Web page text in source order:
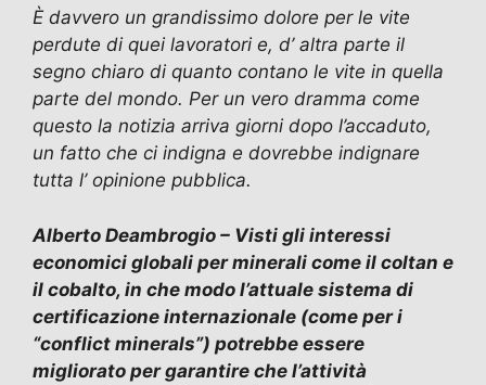
È davvero un grandissimo dolore per le vite
perdute di quei lavoratori e, d’ altra parte il
segno chiaro di quanto contano le vite in quella
parte del mondo. Per un vero dramma come
questo la notizia arriva giorni dopo l’accaduto,
un fatto che ci indigna e dovrebbe indignare
tutta l’ opinione pubblica.
Alberto Deambrogio – Visti gli interessi
economici globali per minerali come il coltan e
il cobalto, in che modo l’attuale sistema di
certificazione internazionale (come per i
“conflict minerals”) potrebbe essere
migliorato per garantire che l’attività